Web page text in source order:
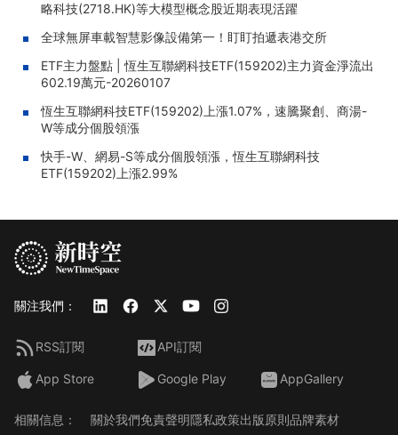
略科技(2718.HK)等大模型概念股近期表現活躍
全球無屏車載智慧影像設備第一！盯盯拍遞表港交所
ETF主力盤點 | 恆生互聯網科技ETF(159202)主力資金淨流出
602.19萬元-20260107
恆生互聯網科技ETF(159202)上漲1.07%，速騰聚創、商湯-
W等成分個股領漲
快手-W、網易-S等成分個股領漲，恆生互聯網科技
ETF(159202)上漲2.99%
關注我們：
RSS訂閱 API訂閱
App Store Google Play AppGallery
相關信息： 關於我們免責聲明隱私政策出版原則品牌素材